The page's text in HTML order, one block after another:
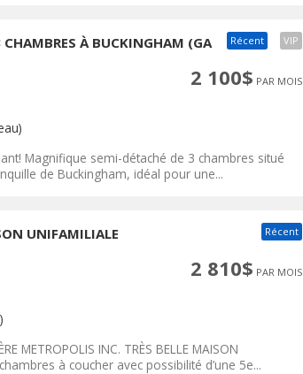
CHAMBRES À BUCKINGHAM (GA Récent VIP
2 100$ PAR MOIS
Magnifique semi-détaché de 3 chambres situé
de Buckingham, idéal pour une...
UNIFAMILIALE Récent
2 810$ PAR MOIS
METROPOLIS INC. TRÈS BELLE MAISON
à coucher avec possibilité d’une 5e...